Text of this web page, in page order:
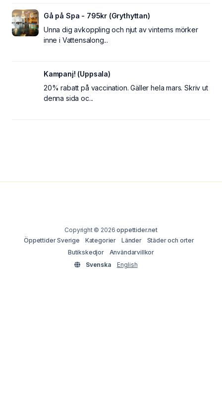
Gå på Spa - 795kr (Grythyttan)
Unna dig avkoppling och njut av vinterns mörker
inne i Vattensalong...
Kampanj! (Uppsala)
20% rabatt på vaccination. Gäller hela mars. Skriv ut
denna sida oc...
Copyright © 2026oppettider.net
Öppettider Sverige
Kategorier Länder
Städer och orter
Butikskedjor
Användarvillkor
Svenska
English